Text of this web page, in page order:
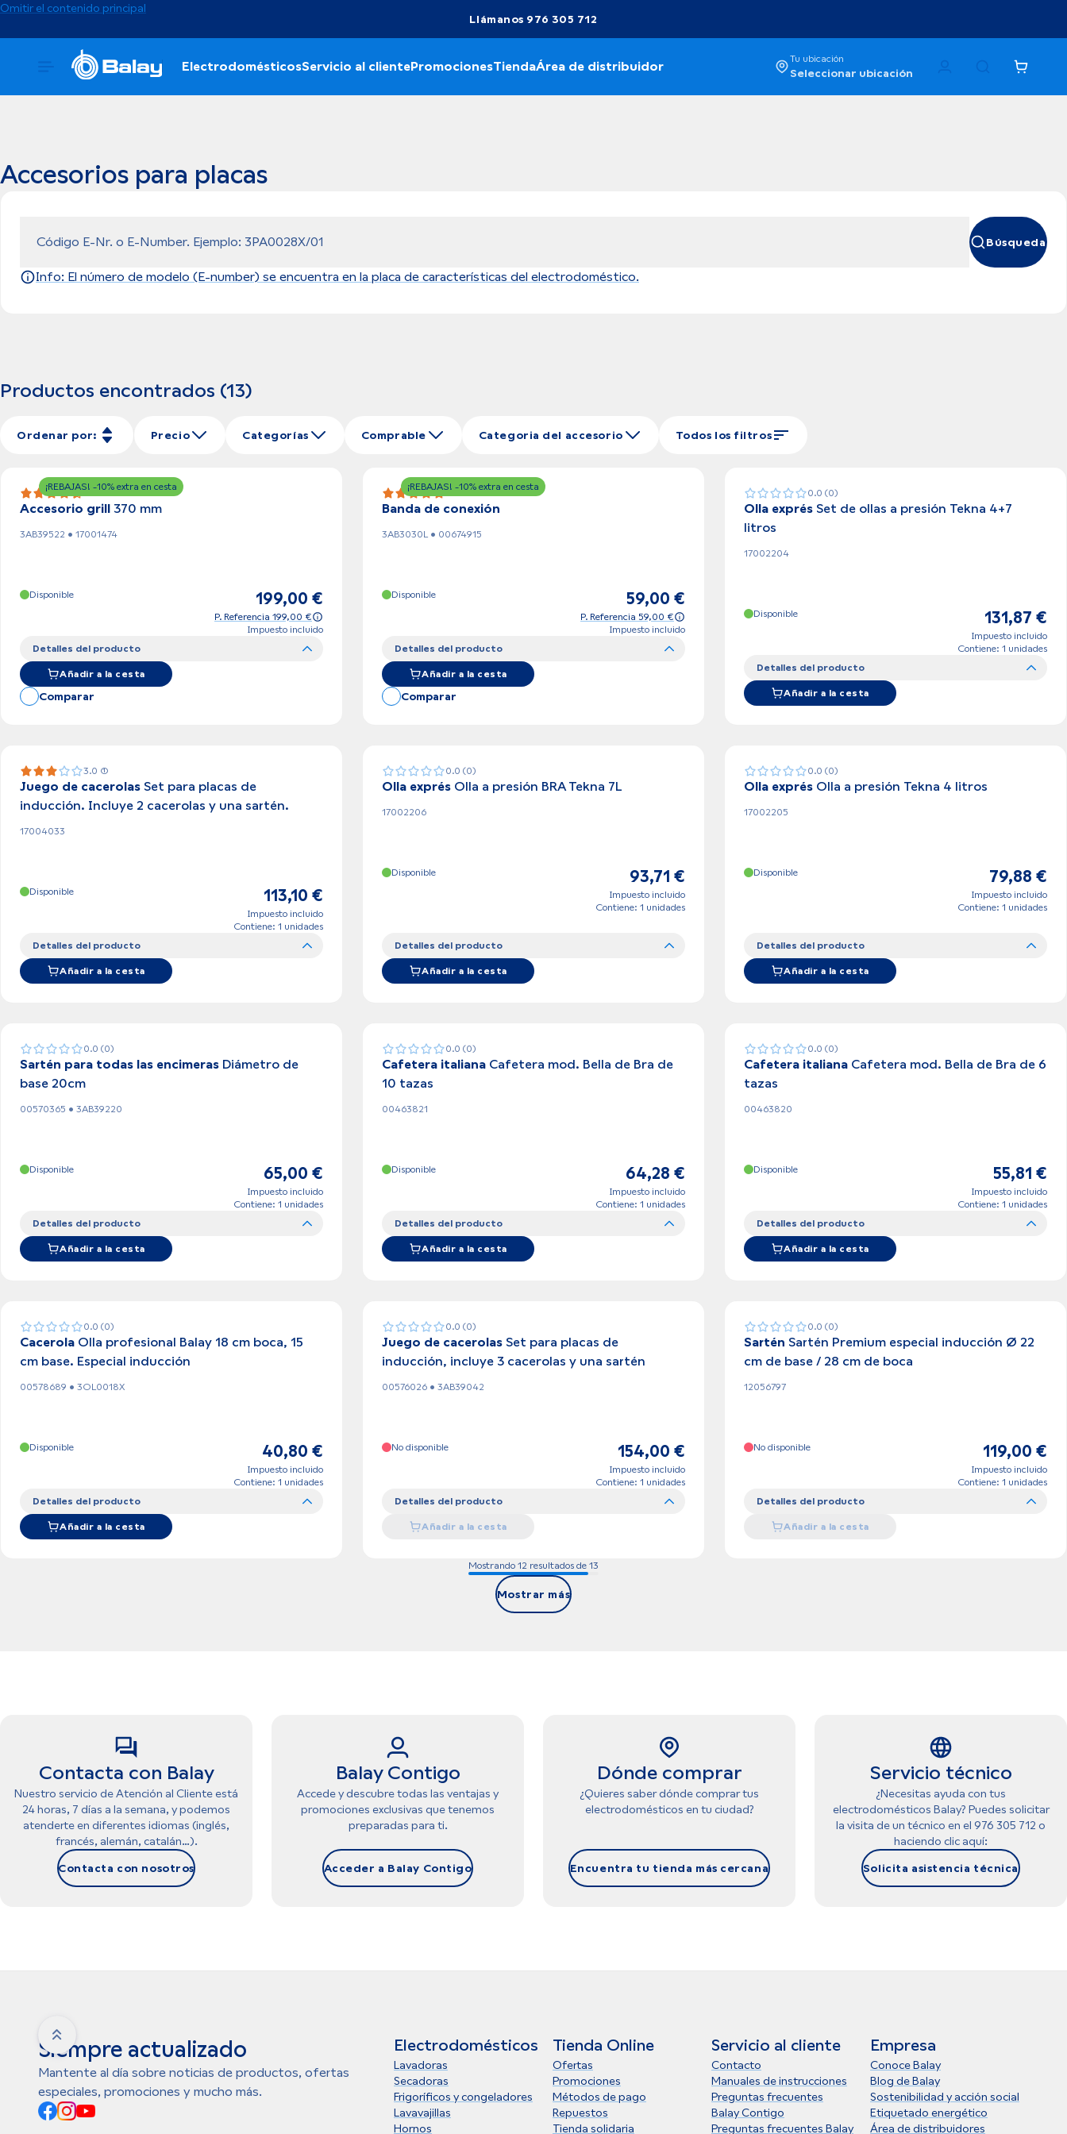
Omitir el contenido principal
Llámanos 976 305 712
ElectrodomésticosServicio al clientePromocionesTiendaÁrea de distribuidor Tu ubicación
Seleccionar ubicación
Accesorios para placas
Código E-Nr. o E-Number. Ejemplo: 3PA0028X/01 Búsqueda
Info: El número de modelo (E-number) se encuentra en la placa de características del electrodoméstico.
Productos encontrados (13)
Ordenar por: Precio Categorías Comprable Categoria del accesorio Todos los filtros
Accesorio grill 370 mm
3AB39522 • 17001474
4.5 (2)
¡REBAJAS! -10% extra en cesta
Disponible 199,00 €
P. Referencia 199,00 €
Impuesto incluido
Detalles del producto
Añadir a la cesta
Comparar
Banda de conexión
3AB3030L • 00674915
5.0 (1)
¡REBAJAS! -10% extra en cesta
Disponible 59,00 €
P. Referencia 59,00 €
Impuesto incluido
Detalles del producto
Añadir a la cesta
Comparar
Olla exprés Set de ollas a presión Tekna 4+7
litros
17002204
0.0 (0)
Disponible 131,87 €
Impuesto incluido
Contiene: 1 unidades
Detalles del producto
Añadir a la cesta
Juego de cacerolas Set para placas de
inducción. Incluye 2 cacerolas y una sartén.
17004033
3.0 (1)
Disponible 113,10 €
Impuesto incluido
Contiene: 1 unidades
Detalles del producto
Añadir a la cesta
Olla exprés Olla a presión BRA Tekna 7L
17002206
0.0 (0)
Disponible 93,71 €
Impuesto incluido
Contiene: 1 unidades
Detalles del producto
Añadir a la cesta
Olla exprés Olla a presión Tekna 4 litros
17002205
0.0 (0)
Disponible 79,88 €
Impuesto incluido
Contiene: 1 unidades
Detalles del producto
Añadir a la cesta
Sartén para todas las encimeras Diámetro de
base 20cm
00570365 • 3AB39220
0.0 (0)
Disponible 65,00 €
Impuesto incluido
Contiene: 1 unidades
Detalles del producto
Añadir a la cesta
Cafetera italiana Cafetera mod. Bella de Bra de
10 tazas
00463821
0.0 (0)
Disponible 64,28 €
Impuesto incluido
Contiene: 1 unidades
Detalles del producto
Añadir a la cesta
Cafetera italiana Cafetera mod. Bella de Bra de 6
tazas
00463820
0.0 (0)
Disponible 55,81 €
Impuesto incluido
Contiene: 1 unidades
Detalles del producto
Añadir a la cesta
Cacerola Olla profesional Balay 18 cm boca, 15
cm base. Especial inducción
00578689 • 3OL0018X
0.0 (0)
Disponible 40,80 €
Impuesto incluido
Contiene: 1 unidades
Detalles del producto
Añadir a la cesta
Juego de cacerolas Set para placas de
inducción, incluye 3 cacerolas y una sartén
00576026 • 3AB39042
0.0 (0)
No disponible 154,00 €
Impuesto incluido
Contiene: 1 unidades
Detalles del producto
Añadir a la cesta
Sartén Sartén Premium especial inducción Ø 22
cm de base / 28 cm de boca
12056797
0.0 (0)
No disponible 119,00 €
Impuesto incluido
Contiene: 1 unidades
Detalles del producto
Añadir a la cesta
Mostrando 12 resultados de 13
Mostrar más
Contacta con Balay
Nuestro servicio de Atención al Cliente está
24 horas, 7 días a la semana, y podemos
atenderte en diferentes idiomas (inglés,
francés, alemán, catalán…).
Contacta con nosotros
Balay Contigo
Accede y descubre todas las ventajas y
promociones exclusivas que tenemos
preparadas para ti.
Acceder a Balay Contigo
Dónde comprar
¿Quieres saber dónde comprar tus
electrodomésticos en tu ciudad?
Encuentra tu tienda más cercana
Servicio técnico
¿Necesitas ayuda con tus
electrodomésticos Balay? Puedes solicitar
la visita de un técnico en el 976 305 712 o
haciendo clic aquí:
Solicita asistencia técnica
Siempre actualizado
Mantente al día sobre noticias de productos, ofertas
especiales, promociones y mucho más.
Electrodomésticos
Lavadoras
Secadoras
Frigoríficos y congeladores
Lavavajillas
Hornos
Tienda Online
Ofertas
Promociones
Métodos de pago
Repuestos
Tienda solidaria
Servicio al cliente
Contacto
Manuales de instrucciones
Preguntas frecuentes
Balay Contigo
Preguntas frecuentes Balay
Empresa
Conoce Balay
Blog de Balay
Sostenibilidad y acción social
Etiquetado energético
Área de distribuidores